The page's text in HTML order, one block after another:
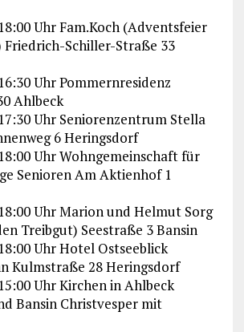
Uhr Fam.Koch (Adventsfeier
Friedrich-Schiller-Straße 33
Uhr Pommernresidenz
Ahlbeck
Uhr Seniorenzentrum Stella
6 Heringsdorf
Uhr Wohngemeinschaft für
Senioren Am Aktienhof 1
Uhr Marion und Helmut Sorg
Treibgut) Seestraße 3 Bansin
Uhr Hotel Ostseeblick
Kulmstraße 28 Heringsdorf
Uhr Kirchen in Ahlbeck
Bansin Christvesper mit